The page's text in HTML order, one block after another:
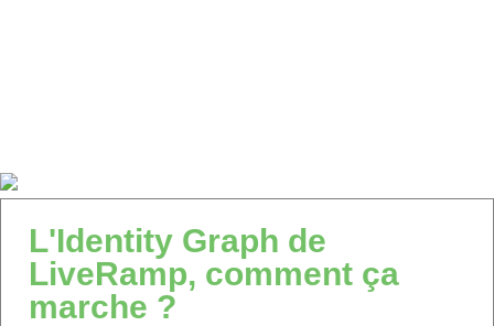
L'Identity Graph de
LiveRamp, comment ça
marche ?